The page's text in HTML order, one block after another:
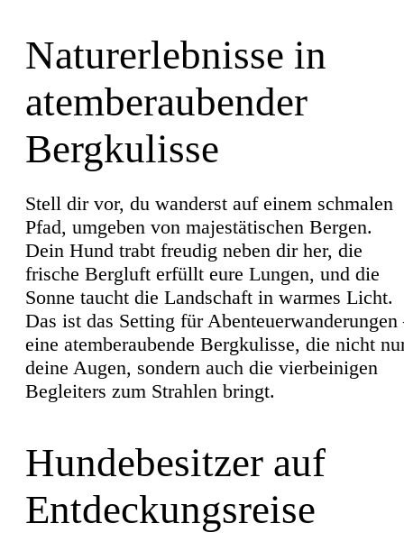
Naturerlebnisse in
atemberaubender
Bergkulisse
Stell dir vor, du wanderst auf einem schmalen
Pfad, umgeben von majestätischen Bergen.
Dein Hund trabt freudig neben dir her, die
frische Bergluft erfüllt eure Lungen, und die
Sonne taucht die Landschaft in warmes Licht.
Das ist das Setting für Abenteuerwanderungen
eine atemberaubende Bergkulisse, die nicht
deine Augen, sondern auch die vierbeinigen
Begleiters zum Strahlen bringt.
Hundebesitzer auf
Entdeckungsreise